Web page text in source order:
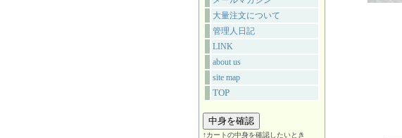
大量注文について
管理人日記
LINK
about us
site map
TOP
↑カートの中身を確認したいとき